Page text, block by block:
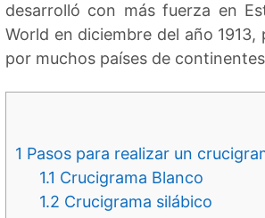
desarrolló con más fuerza en
World en diciembre del año
por muchos países de
1 Pasos para realizar un
1.1 Crucigrama Blanco
1.2 Crucigrama silábico